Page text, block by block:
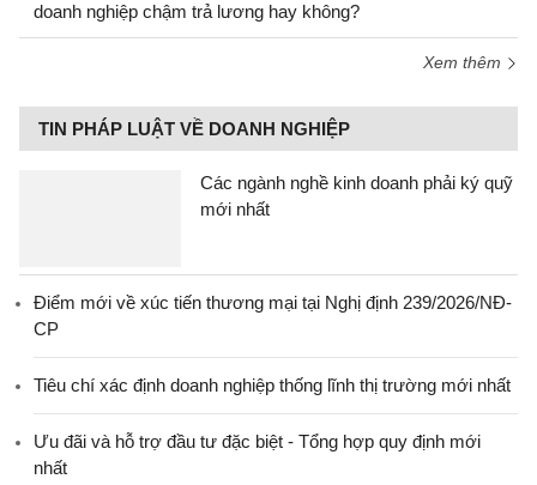
doanh nghiệp chậm trả lương hay không?
Xem thêm
TIN PHÁP LUẬT VỀ DOANH NGHIỆP
Các ngành nghề kinh doanh phải ký quỹ
mới nhất
Điểm mới về xúc tiến thương mại tại Nghị định 239/2026/NĐ-
CP
Tiêu chí xác định doanh nghiệp thống lĩnh thị trường mới nhất
Ưu đãi và hỗ trợ đầu tư đặc biệt - Tổng hợp quy định mới
nhất